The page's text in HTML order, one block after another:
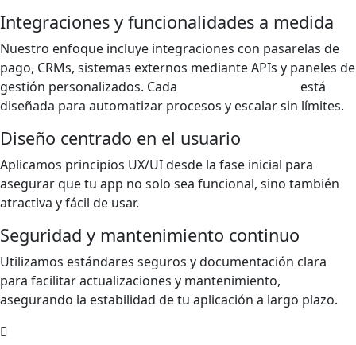
Integraciones y funcionalidades a medida
Nuestro enfoque incluye integraciones con pasarelas de
pago, CRMs, sistemas externos mediante APIs y paneles de
gestión personalizados. Cada
está
diseñada para automatizar procesos y escalar sin límites.
Diseño centrado en el usuario
Aplicamos principios UX/UI desde la fase inicial para
asegurar que tu app no solo sea funcional, sino también
atractiva y fácil de usar.
Seguridad y mantenimiento continuo
Utilizamos estándares seguros y documentación clara
para facilitar actualizaciones y mantenimiento,
asegurando la estabilidad de tu aplicación a largo plazo.